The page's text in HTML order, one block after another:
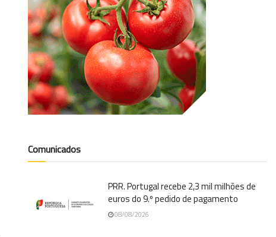
Comunicados
PRR. Portugal recebe 2,3 mil milhões de
euros do 9.º pedido de pagamento
08/08/2026